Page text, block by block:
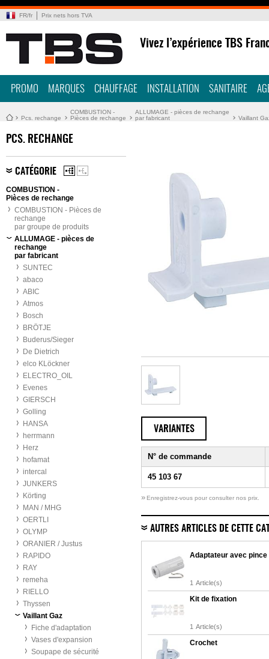
FR/fr Prix nets hors TVA
Vivez l’expérience TBS
PROMO MARQUES CHAUFFAGE INSTALLATION SANITAIRE
Pcs. rechange
COMBUSTION -
Pièces de rechange
ALLUMAGE - pièces de rechange
par fabricant
Vaillant
PCS. RECHANGE
CATÉGORIE
COMBUSTION -
Pièces de rechange
COMBUSTION - Pièces de
rechange
par groupe de produits
ALLUMAGE - pièces de
rechange
par fabricant
SUNTEC
abaco
ABIC
Atmos
Bosch
BRÖTJE
Buderus/Sieger
De Dietrich
elco KLöckner
ELECTRO_OIL
Evenes
GIERSCH
Golling
HANSA
herrmann
Herz
hofamat
intercal
JUNKERS
Körting
MAN / MHG
OERTLI
OLYMP
ORANIER / Justus
RAPIDO
RAY
remeha
RIELLO
Thyssen
Vaillant Gaz
Fiche d'adaptation
Vases d'expansion
Soupape de sécurité
VARIANTES
N° de commande
45 103 67
» Enregistrez-vous pour consulter nos prix.
AUTRES ARTICLES DE CETTE
Adaptateur avec pince
1 Article(s)
Kit de fixation
1 Article(s)
Crochet